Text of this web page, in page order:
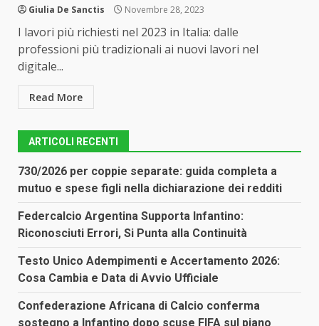
Giulia De Sanctis Novembre 28, 2023
I lavori più richiesti nel 2023 in Italia: dalle
professioni più tradizionali ai nuovi lavori nel
digitale...
Read More
ARTICOLI RECENTI
730/2026 per coppie separate: guida completa a
mutuo e spese figli nella dichiarazione dei redditi
Federcalcio Argentina Supporta Infantino:
Riconosciuti Errori, Si Punta alla Continuità
Testo Unico Adempimenti e Accertamento 2026:
Cosa Cambia e Data di Avvio Ufficiale
Confederazione Africana di Calcio conferma
sostegno a Infantino dopo scuse FIFA sul piano